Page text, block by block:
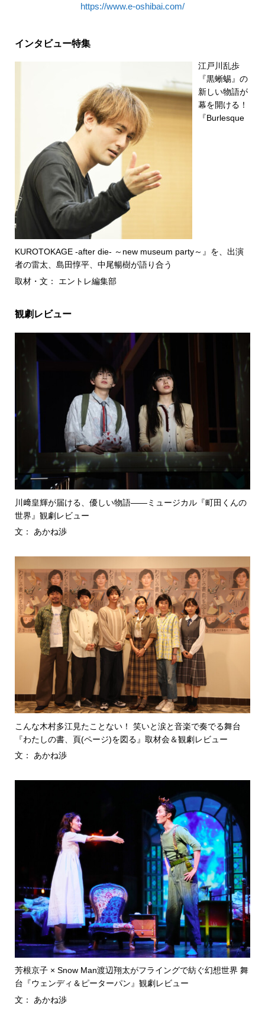
https://www.e-oshibai.com/
インタビュー特集
江戸川乱歩
『黒蜥蜴』の
新しい物語が
幕を開ける！
『Burlesque
KUROTOKAGE -after die- ～new museum party～』を、出演
者の雷太、島田惇平、中尾暢樹が語り合う
取材・文： エントレ編集部
観劇レビュー
川﨑皇輝が届ける、優しい物語――ミュージカル『町田くんの
世界』観劇レビュー
文： あかね渉
こんな木村多江見たことない！ 笑いと涙と音楽で奏でる舞台
『わたしの書、頁(ページ)を図る』取材会＆観劇レビュー
文： あかね渉
芳根京子 × Snow Man渡辺翔太がフライングで紡ぐ幻想世界 舞
台『ウェンディ＆ピーターパン』観劇レビュー
文： あかね渉